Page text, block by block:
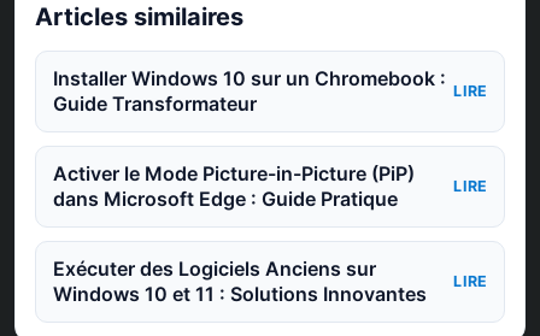
Articles similaires
Installer Windows 10 sur un Chromebook :
Guide Transformateur
LIRE
Activer le Mode Picture-in-Picture (PiP)
dans Microsoft Edge : Guide Pratique
LIRE
Exécuter des Logiciels Anciens sur
Windows 10 et 11 : Solutions Innovantes
LIRE